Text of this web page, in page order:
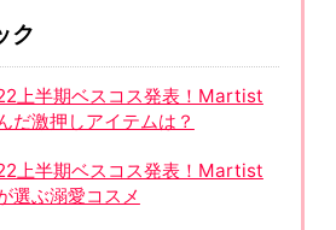
ク
上半期ベスコス発表！Martist
だ激押しアイテムは？
上半期ベスコス発表！Martist
選ぶ溺愛コスメ